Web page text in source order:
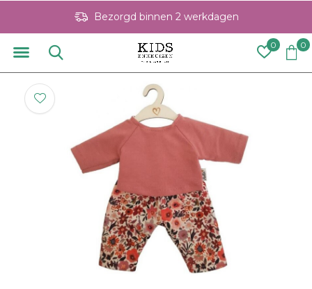
0 0
Bezorgd binnen 2 werkdagen